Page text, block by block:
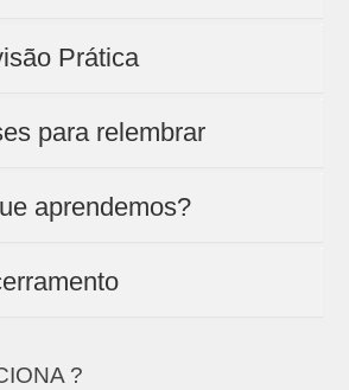
Prática
para relembrar
aprendemos?
?